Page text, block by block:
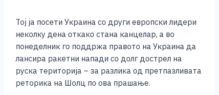
Тој ја посети Украина со други европски лидери
неколку дена откако стана канцелар, а во
понеделник го поддржа правото на Украина да
лансира ракетни напади со долг дострел на
руска територија – за разлика од претпазливата
реторика на Шолц по ова прашање.